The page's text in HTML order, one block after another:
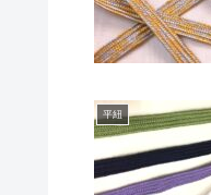
平紐